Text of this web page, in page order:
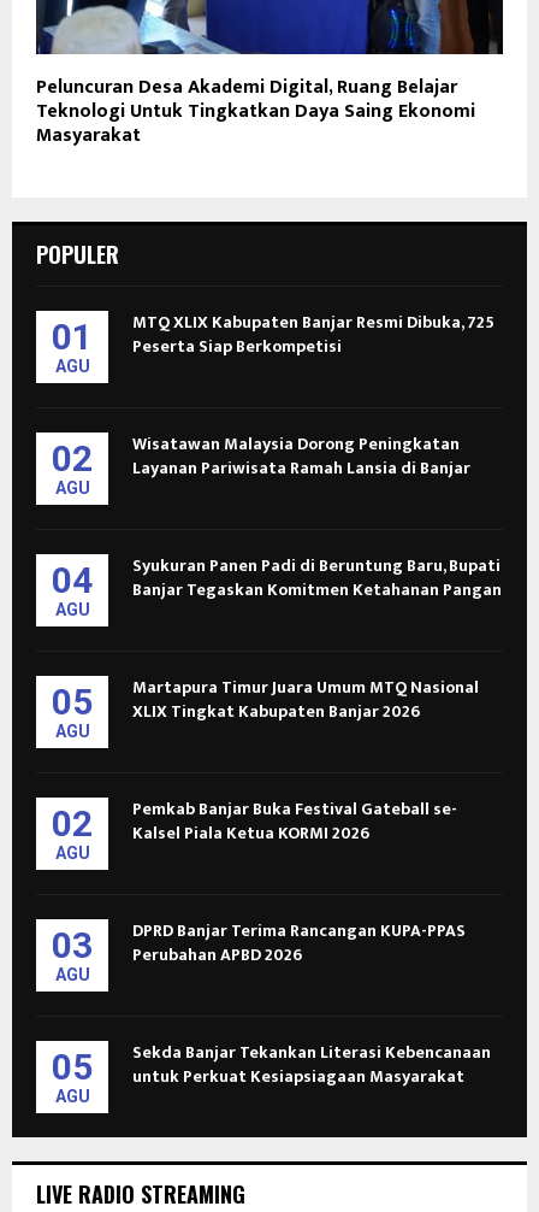
Peluncuran Desa Akademi Digital, Ruang Belajar
Teknologi Untuk Tingkatkan Daya Saing Ekonomi
Masyarakat
POPULER
01
AGU
MTQ XLIX Kabupaten Banjar Resmi Dibuka, 725
Peserta Siap Berkompetisi
02
AGU
Wisatawan Malaysia Dorong Peningkatan
Layanan Pariwisata Ramah Lansia di Banjar
04
AGU
Syukuran Panen Padi di Beruntung Baru, Bupati
Banjar Tegaskan Komitmen Ketahanan Pangan
05
AGU
Martapura Timur Juara Umum MTQ Nasional
XLIX Tingkat Kabupaten Banjar 2026
02
AGU
Pemkab Banjar Buka Festival Gateball se-
Kalsel Piala Ketua KORMI 2026
03
AGU
DPRD Banjar Terima Rancangan KUPA-PPAS
Perubahan APBD 2026
05
AGU
Sekda Banjar Tekankan Literasi Kebencanaan
untuk Perkuat Kesiapsiagaan Masyarakat
LIVE RADIO STREAMING